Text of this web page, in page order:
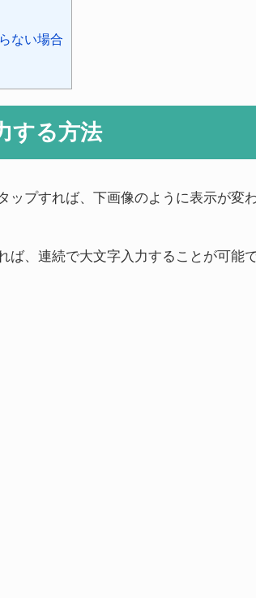
ない場合
する方法
ップすれば、下画像のように表示が変わ
ば、連続で大文字入力することが可能で